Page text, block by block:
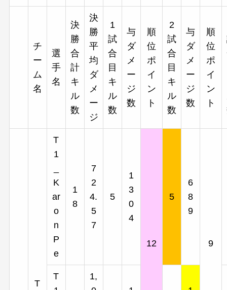
チ
ー
ム
名
選
手
名
決
勝
合
計
キ
ル
数
決
勝
平
均
ダ
メ
ー
ジ
1
試
合
目
キ
ル
数
与
ダ
メ
ー
ジ
数
順
位
ポ
イ
ン
ト
2
試
合
目
キ
ル
数
与
ダ
メ
ー
ジ
数
順
位
ポ
イ
ン
ト
T
T
1
K
ar
o
n
P
e
1
8
7
2
4.
5
7
5
1
3
0
4
12
5
6
8
9
9
T
1,